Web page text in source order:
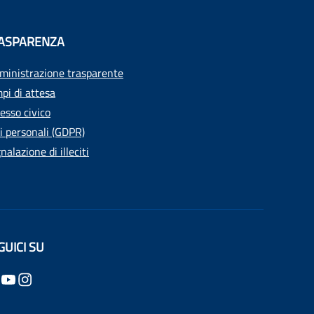
trasparente
di attesa
civico
personali (GDPR)
di illeciti
SU